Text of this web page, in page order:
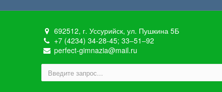
692512, г. Уссурийск, ул. Пушкина 5Б
+7 (4234) 34-28-45; 33‒51‒92
perfect-gimnazia@mail.ru